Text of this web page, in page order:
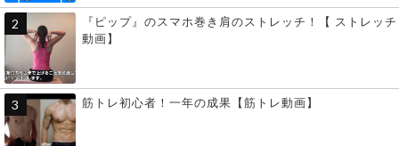
『ピップ』のスマホ巻き肩のストレッチ！【 ストレッチ
動画】
筋トレ初心者！一年の成果【筋トレ動画】